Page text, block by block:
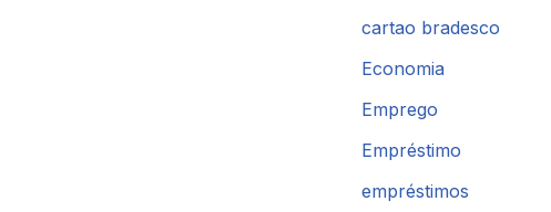
cartao bradesco
Economia
Emprego
Empréstimo
empréstimos